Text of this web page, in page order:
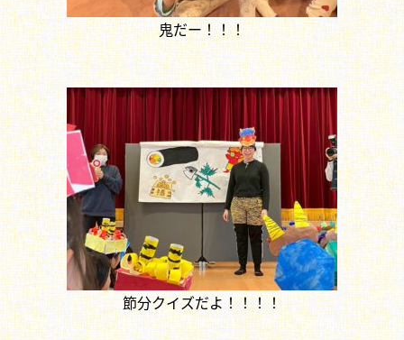
鬼だー！！！
節分クイズだよ！！！！